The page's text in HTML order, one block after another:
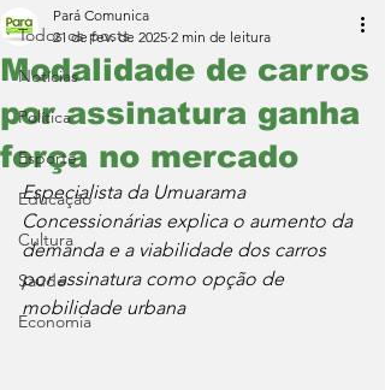
Todos os posts
Notícias
Política
Esporte
Educação
Cultura
Saúde
Economia
Modalidade de carros
por assinatura ganha
força no mercado
Pará Comunica
21 de fev. de 2025 2 min de leitura
Especialista da Umuarama
Concessionárias explica o aumento da
demanda e a viabilidade dos carros
por assinatura como opção de
mobilidade urbana